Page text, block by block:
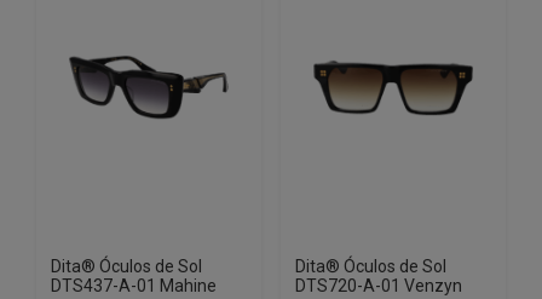
Dita® Óculos de Sol
DTS437-A-01 Mahine
Dita® Óculos de Sol
DTS720-A-01 Venzyn